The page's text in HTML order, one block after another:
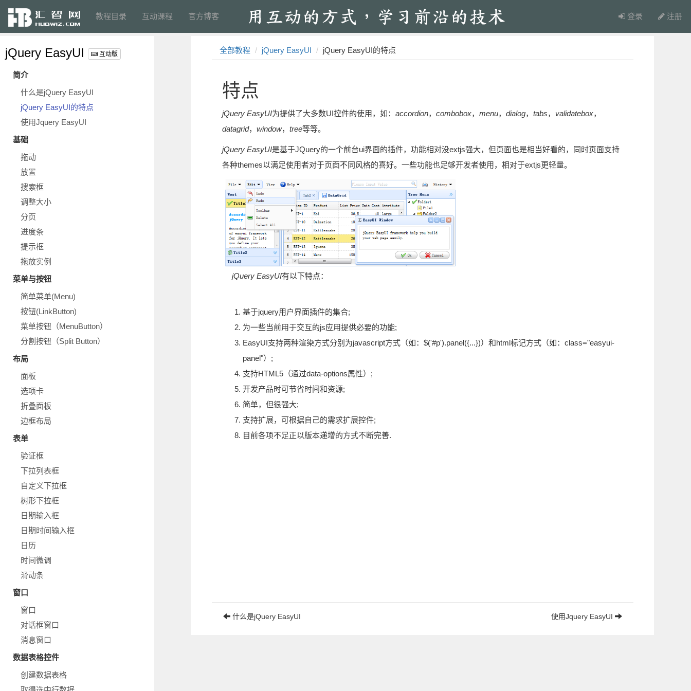
教程目录 互动课程 官方博客 登录 注册
jQuery EasyUI 互动版
简介
什么是jQuery EasyUI
jQuery EasyUI的特点
使用Jquery EasyUI
基础
拖动
放置
搜索框
调整大小
分页
进度条
提示框
拖放实例
菜单与按钮
简单菜单(Menu)
按钮(LinkButton)
菜单按钮（MenuButton）
分割按钮（Split Button）
布局
面板
选项卡
折叠面板
边框布局
表单
验证框
下拉列表框
自定义下拉框
树形下拉框
日期输入框
日期时间输入框
日历
时间微调
滑动条
窗口
窗口
对话框窗口
消息窗口
数据表格控件
创建数据表格
全部教程 jQuery EasyUI jQuery EasyUI的特点
特点
jQuery EasyUI为提供了大多数UI控件的使用，如： accordion， combobox， menu， dialog， tabs， validatebox，
datagrid， window， tree等等。
jQuery EasyUI是基于JQuery的一个前台ui界面的插件，功能相对没extjs强大，但页面也是相当好看的，同时页面支持
各种themes以满足使用者对于页面不同风格的喜好。一些功能也足够开发者使用，相对于extjs更轻量。
jQuery EasyUI有以下特点：
基于jquery用户界面插件的集合;
为一些当前用于交互的js应用提供必要的功能;
EasyUI支持两种渲染方式分别为javascript方式（如：$('#p').panel({...})）和html标记方式（如：class="easyui-
panel"）;
支持HTML5（通过data-options属性）;
开发产品时可节省时间和资源;
简单，但很强大;
支持扩展，可根据自己的需求扩展控件;
目前各项不足正以版本递增的方式不断完善.
什么是jQuery EasyUI 使用Jquery EasyUI